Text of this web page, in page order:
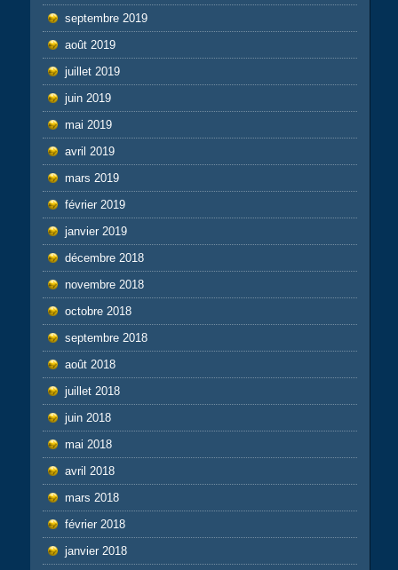
septembre 2019
août 2019
juillet 2019
juin 2019
mai 2019
avril 2019
mars 2019
février 2019
janvier 2019
décembre 2018
novembre 2018
octobre 2018
septembre 2018
août 2018
juillet 2018
juin 2018
mai 2018
avril 2018
mars 2018
février 2018
janvier 2018